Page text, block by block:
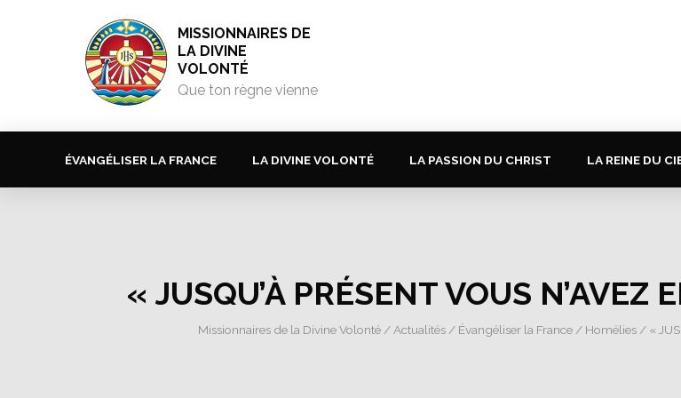
MISSIONNAIRES DE
LA DIVINE
VOLONTÉ
Que ton règne vienne
ÉVANGÉLISER LA FRANCE LA DIVINE VOLONTÉ LA PASSION DU CHRIST LA REINE DU
« JUSQU’À PRÉSENT VOUS N’AVEZ
Missionnaires de la Divine Volonté/ Actualités/ Évangéliser la France/ Homélies/ «